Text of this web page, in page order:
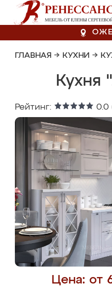
ГЛАВНАЯ → КУХНИ →
Кухня
Рейтинг: 0.0
Цена: от